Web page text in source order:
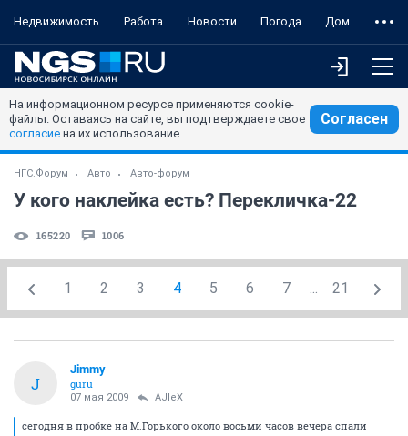
Недвижимость Работа Новости Погода Дом
На информационном ресурсе применяются cookie-
файлы. Оставаясь на сайте, вы подтверждаете свое
согласие на их использование.
Согласен
НГС.Форум Авто Авто-форум
У кого наклейка есть? Перекличка-22
165220 1006
1 2 3 4 5 6 7 ... 21
J
Jimmy
guru
07 мая 2009 AJIeX
сегодня в пробке на М.Горького около восьми часов вечера спали